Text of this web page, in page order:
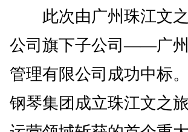
此次由广州珠江文之
公司旗下子公司——广
管理有限公司成功中标
钢琴集团成立珠江文之